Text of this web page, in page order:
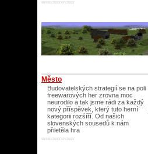
98/ME/2000/XP/2003/
Město
Budovatelských strategií se na poli
freewarových her zrovna moc
neurodilo a tak jsme rádi za každý
nový příspěvek, který tuto herní
kategorii rozšíří. Od našich
slovenských sousedů k nám
přiletěla hra
98/ME/2000/XP/2003/